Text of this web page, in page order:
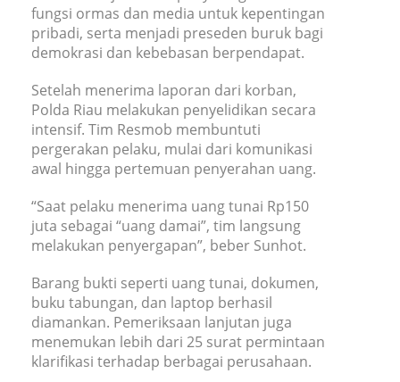
fungsi ormas dan media untuk kepentingan
pribadi, serta menjadi preseden buruk bagi
demokrasi dan kebebasan berpendapat.
Setelah menerima laporan dari korban,
Polda Riau melakukan penyelidikan secara
intensif. Tim Resmob membuntuti
pergerakan pelaku, mulai dari komunikasi
awal hingga pertemuan penyerahan uang.
“Saat pelaku menerima uang tunai Rp150
juta sebagai “uang damai”, tim langsung
melakukan penyergapan”, beber Sunhot.
Barang bukti seperti uang tunai, dokumen,
buku tabungan, dan laptop berhasil
diamankan. Pemeriksaan lanjutan juga
menemukan lebih dari 25 surat permintaan
klarifikasi terhadap berbagai perusahaan.